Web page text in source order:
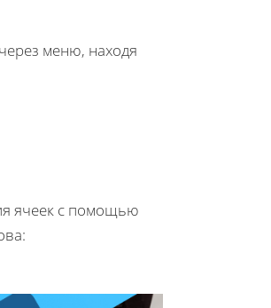
меню, находя
ячеек с помощью